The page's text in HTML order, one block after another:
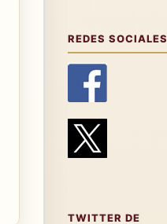
REDES SOCIALES
TWITTER DE